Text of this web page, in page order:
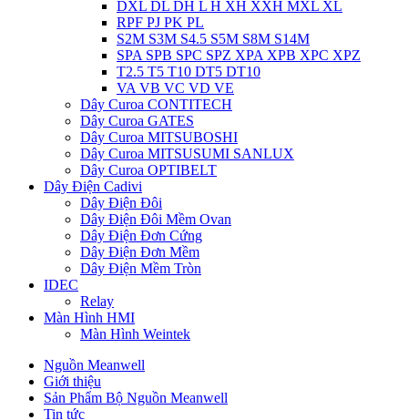
DXL DL DH L H XH XXH MXL XL
RPF PJ PK PL
S2M S3M S4.5 S5M S8M S14M
SPA SPB SPC SPZ XPA XPB XPC XPZ
T2.5 T5 T10 DT5 DT10
VA VB VC VD VE
Dây Curoa CONTITECH
Dây Curoa GATES
Dây Curoa MITSUBOSHI
Dây Curoa MITSUSUMI SANLUX
Dây Curoa OPTIBELT
Dây Điện Cadivi
Dây Điện Đôi
Dây Điện Đôi Mềm Ovan
Dây Điện Đơn Cứng
Dây Điện Đơn Mềm
Dây Điện Mềm Tròn
IDEC
Relay
Màn Hình HMI
Màn Hình Weintek
Nguồn Meanwell
Giới thiệu
Sản Phẩm Bộ Nguồn Meanwell
Tin tức